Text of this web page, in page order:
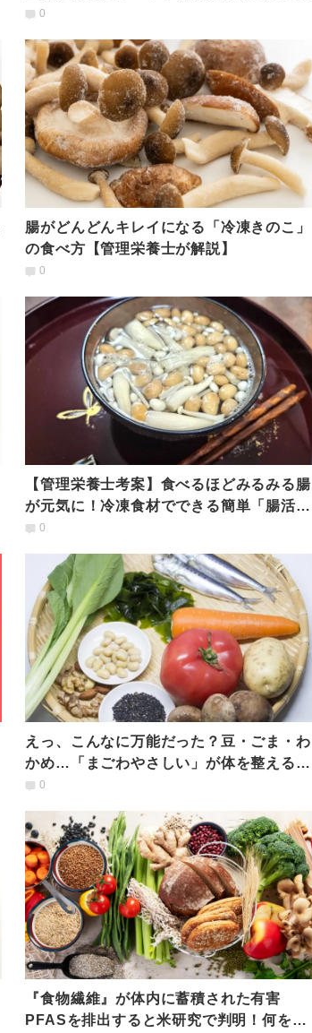
と、食べ方のコツ
0
腸がどんどんキレイになる「冷凍きのこ」
の食べ方【管理栄養士が解説】
0
【管理栄養士考案】食べるほどみるみる腸
が元気に！冷凍食材でできる簡単「腸活ス
ープ」
0
えっ、こんなに万能だった？豆・ごま・わ
かめ…「まごわやさしい」が体を整える7
つの秘密
0
『食物繊維』が体内に蓄積された有害
PFASを排出すると米研究で判明！何を食